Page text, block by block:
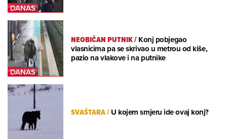
NEOBIČAN PUTNIK/Konj pobjegao
vlasnicima pa se skrivao u metrou od kiše,
pazio na vlakove i na putnike
SVAŠTARA/U kojem smjeru ide ovaj konj?